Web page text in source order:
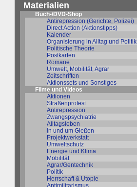
Materialien
Buch-/DVD-Shop
Antirepression (Gerichte, Polizei)
Direct Action (Aktionstipps)
Kalender
Organisierung in Alltag und Politik
Politische Theorie
Postkarten
Romane
Umwelt, Mobilität, Agrar
Zeitschriften
Aktionssets und Sonstiges
Filme und Videos
Aktionen
Straßenprotest
Antirepression
Zwangspsychiatrie
Alltagsleben
In und um Gießen
Projektwerkstatt
Umweltschutz
Energie und Klima
Mobilität
Agrar/Gentechnik
Politik
Herrschaft & Utopie
Antimilitarismus